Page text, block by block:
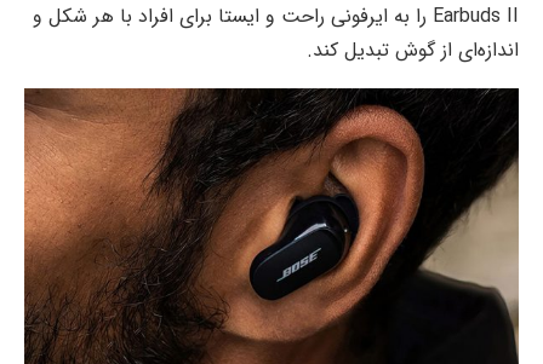
Earbuds II را به ایرفونی راحت و ایستا برای افراد با هر شکل و
اندازه‌ای از گوش تبدیل کند.